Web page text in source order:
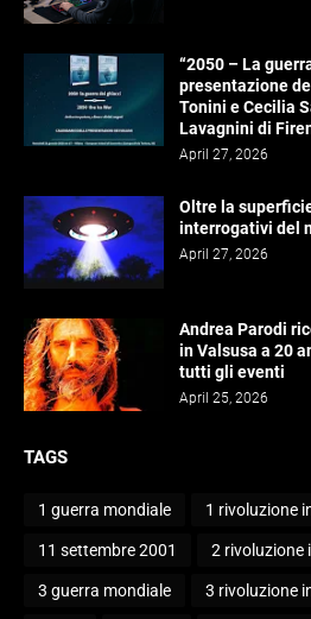
“2050 – La
presentazione
Tonini e Cecilia
Lavagnini di
April 27, 2026
Oltre la
interrogativi del
April 27, 2026
Andrea Parodi
in Valsusa a 20
tutti gli eventi
April 25, 2026
TAGS
1 guerra mondiale 1 rivoluzione
11 settembre 2001 2 rivoluzione
3 guerra mondiale 3 rivoluzione